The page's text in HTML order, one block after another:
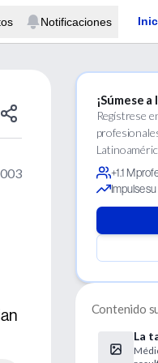
Notificaciones
¡Súmese
Regístrese
+1.1 M
Impulse
Contenido
La